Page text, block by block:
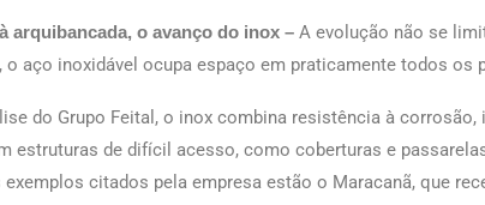
arquibancada, o avanço do inox – A evolução não se
o aço inoxidável ocupa espaço em praticamente todos
do Grupo Feital, o inox combina resistência à
estruturas de difícil acesso, como coberturas e
exemplos citados pela empresa estão o Maracanã, que